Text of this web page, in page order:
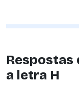
Respostas
a letra H